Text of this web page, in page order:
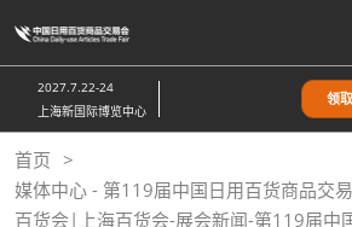
接
跳
至
内
容
2027.7.22-24
上海新国际博览中心
领
首页
媒体中心 - 第119届中国日用百货商品交
百货会|上海百货会-展会新闻-第119届中